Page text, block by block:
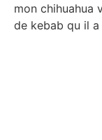
mon chihuahua
de kebab qu il